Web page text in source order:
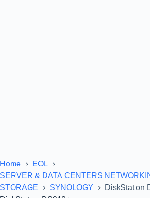
Home
EOL
SERVER & DATA CENTERS
STORAGE
SYNOLOGY
DiskStation